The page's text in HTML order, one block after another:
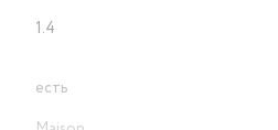
1.4
есть